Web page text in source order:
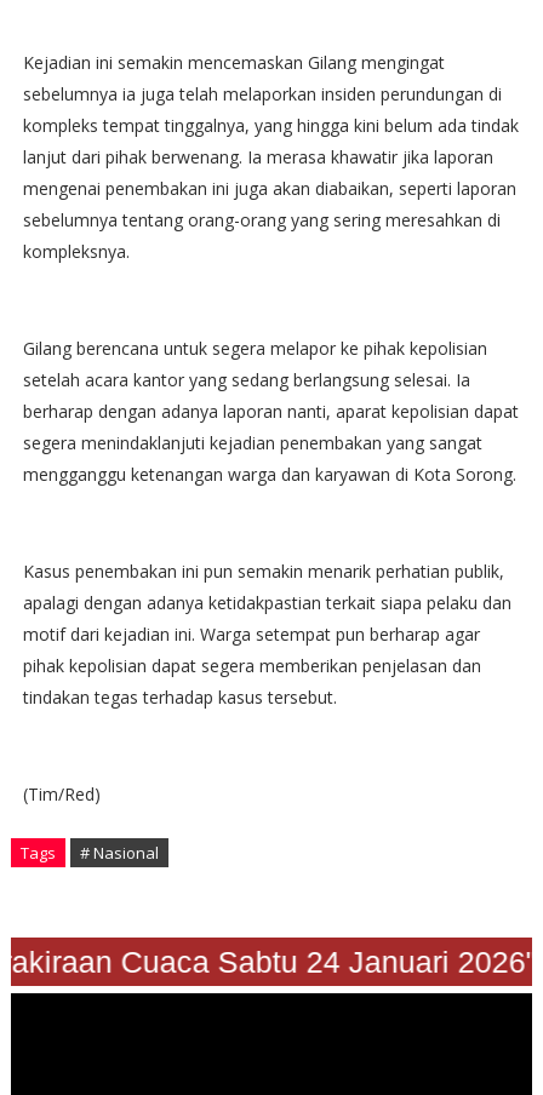
Kejadian ini semakin mencemaskan Gilang mengingat
sebelumnya ia juga telah melaporkan insiden perundungan di
kompleks tempat tinggalnya, yang hingga kini belum ada tindak
lanjut dari pihak berwenang. Ia merasa khawatir jika laporan
mengenai penembakan ini juga akan diabaikan, seperti laporan
sebelumnya tentang orang-orang yang sering meresahkan di
kompleksnya.
Gilang berencana untuk segera melapor ke pihak kepolisian
setelah acara kantor yang sedang berlangsung selesai. Ia
berharap dengan adanya laporan nanti, aparat kepolisian dapat
segera menindaklanjuti kejadian penembakan yang sangat
mengganggu ketenangan warga dan karyawan di Kota Sorong.
Kasus penembakan ini pun semakin menarik perhatian publik,
apalagi dengan adanya ketidakpastian terkait siapa pelaku dan
motif dari kejadian ini. Warga setempat pun berharap agar
pihak kepolisian dapat segera memberikan penjelasan dan
tindakan tegas terhadap kasus tersebut.
(Tim/Red)
Tags # Nasional
Cuaca Sabtu 24 Januari